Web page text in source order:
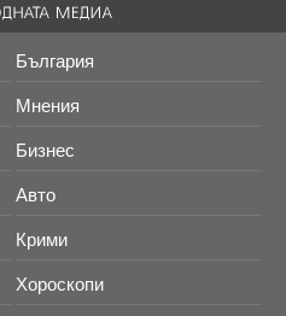
България
Мнения
Бизнес
Авто
Крими
Хороскопи